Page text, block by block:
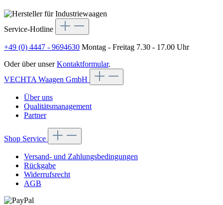
Service-Hotline
+49 (0) 4447 - 9694630 Montag - Freitag 7.30 - 17.00 Uhr
Oder über unserKontaktformular.
VECHTA Waagen GmbH
Über uns
Qualitätsmanagement
Partner
Shop Service
Versand- und Zahlungsbedingungen
Rückgabe
Widerrufsrecht
AGB